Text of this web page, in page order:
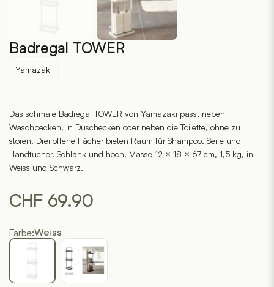
Badregal TOWER
Yamazaki
Das schmale Badregal TOWER von Yamazaki passt neben
Waschbecken, in Duschecken oder neben die Toilette, ohne zu
stören. Drei offene Fächer bieten Raum für Shampoo, Seife und
Handtücher. Schlank und hoch, Masse 12 × 18 × 67 cm, 1,5 kg, in
Weiss und Schwarz.
CHF 69.90
Farbe:Weiss